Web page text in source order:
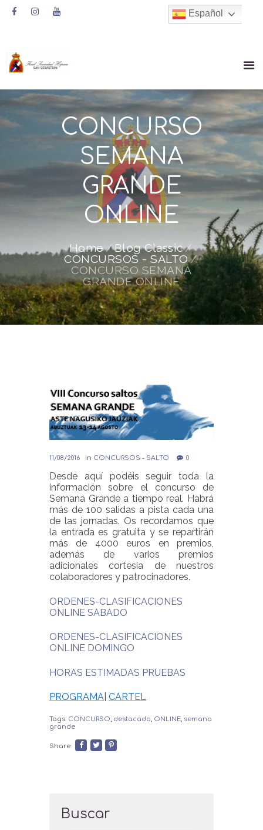
CONCURSO
SEMANA
GRANDE
ONLINE
Home
Blog Classic
CONCURSOS - SALTO
CONCURSO SEMANA
GRANDE ONLINE
11/08/2016 in CONCURSOS - SALTO 0
Desde aquí podéis seguir toda la
información sobre el concurso de
Semana Grande a tiempo real. Habrá
más de 100 salidas a pista cada una
de las jornadas. Os recordamos que
la entrada es gratuita y se repartirán
más de 4000 euros en premios,
además de varios premios
adicionales cortesía de nuestros
colaboradores y patrocinadores.
ORDENES-CLASIFICACIONES
ONLINE SABADO
ORDENES-CLASIFICACIONES
ONLINE DOMINGO
HORAS ESTIMADAS PRUEBAS
PROGRAMA CARTEL
Tags: CONCURSO, destacado, ONLINE, semana
grande
Share:
Buscar
Español